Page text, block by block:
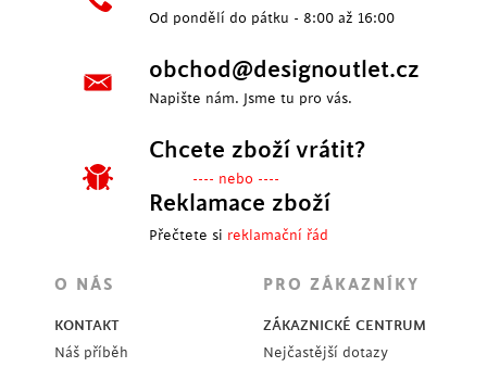
Od pondělí do pátku - 8:00 až 16:00
obchod@designoutlet.cz
Napište nám. Jsme tu pro vás.
Chcete zboží vrátit?
---- nebo ----
Reklamace zboží
Přečtete si reklamační řád
O NÁS
KONTAKT
Náš příběh
PRO ZÁKAZNÍKY
ZÁKAZNICKÉ CENTRUM
Nejčastější dotazy